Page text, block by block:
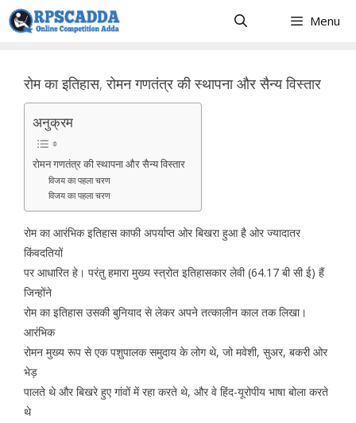
Skip
to
Menu
रोम का इतिहास, रोमन गणतंत्र की स्थापना और सैन्य विस्तार
अनुक्रम
रोमन गणतंत्र की स्थापना और सैन्य विस्तार
विजय का पहला चरण
विजय का पहला चरण
रोम का आरंभिक इतिहास काफी अपर्याप्त ओर बिखरा हुआ है ओर ज्यादातर
किंवदतियों
पर आधारित हे। परंतु हमारा मुख्य स्त्रोत इतिहासकार लेवी (64.17 बी सी ई) हैं
जिन्होंने
रोम का इतिहास उसकी बुनियाद से लेकर अपने तत्कालीन काल तक लिखा।
आरंभिक
रोमन मुख्य रूप से एक पशुपालक समुदाय के लोग थे, जो मवेशी, सुअर, बकरी ओर
भेड़
पालते थे और बिखरे हुए गांवों में रहा करते थे, और वे हिंद-यूरोपीय भाषा बोला करते
थे